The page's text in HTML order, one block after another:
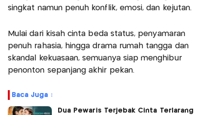
singkat namun penuh konflik, emosi, dan kejutan.
Mulai dari kisah cinta beda status, penyamaran
penuh rahasia, hingga drama rumah tangga dan
skandal kekuasaan, semuanya siap menghibur
penonton sepanjang akhir pekan.
Baca Juga :
Dua Pewaris Terjebak Cinta Terlarang